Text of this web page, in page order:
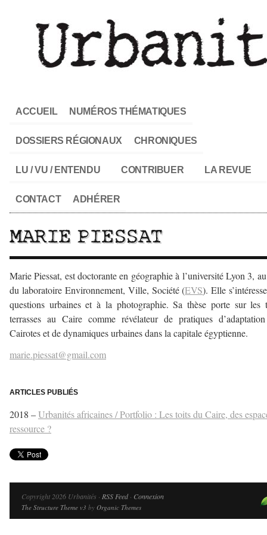
ACCUEIL NUMÉROS THÉMATIQUES
DOSSIERS RÉGIONAUX CHRONIQUES
LU / VU / ENTENDU CONTRIBUER LA REVUE
CONTACT ADHÉRER
MARIE PIESSAT
Marie Piessat, est doctorante en géographie à l’université Lyon 3,
du laboratoire Environnement, Ville, Société (EVS). Elle
questions urbaines et à la photographie. Sa thèse porte sur les
terrasses au Caire comme révélateur de pratiques
Cairotes et de dynamiques urbaines dans la capitale égyptienne.
marie.piessat@gmail.com
ARTICLES PUBLIÉS
2018 –Urbanités africaines / Portfolio : Les toits du Caire, des
ressource ?
Copyright 2026 Urbanités · RSS Feed· Connexion
The Structure Theme v3 by Organic Themes